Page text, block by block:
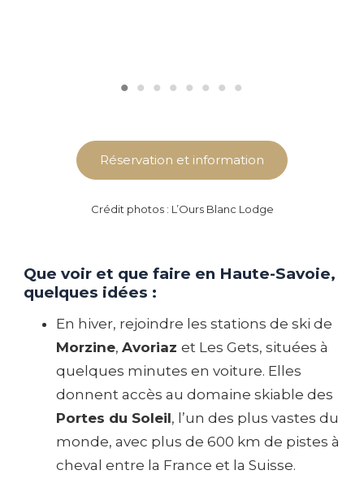
Réservation et information
Crédit photos : L’Ours Blanc Lodge
Que voir et que faire en Haute-Savoie,
quelques idées :
En hiver, rejoindre les stations de ski de
Morzine, Avoriaz et Les Gets, situées à
quelques minutes en voiture. Elles
donnent accès au domaine skiable des
Portes du Soleil, l’un des plus vastes du
monde, avec plus de 600 km de pistes à
cheval entre la France et la Suisse.